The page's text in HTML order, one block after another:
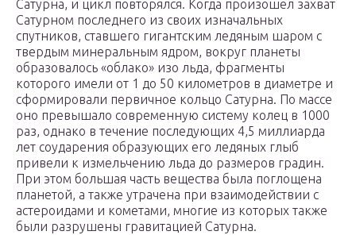
Сатурна, и цикл повторялся. Когда произошел захват
Сатурном последнего из своих изначальных
спутников, ставшего гигантским ледяным шаром с
твердым минеральным ядром, вокруг планеты
образовалось «облако» изо льда, фрагменты
которого имели от 1 до 50 километров в диаметре и
сформировали первичное кольцо Сатурна. По массе
оно превышало современную систему колец в 1000
раз, однако в течение последующих 4,5 миллиарда
лет соударения образующих его ледяных глыб
привели к измельчению льда до размеров градин.
При этом большая часть вещества была поглощена
планетой, а также утрачена при взаимодействии с
астероидами и кометами, многие из которых также
были разрушены гравитацией Сатурна.